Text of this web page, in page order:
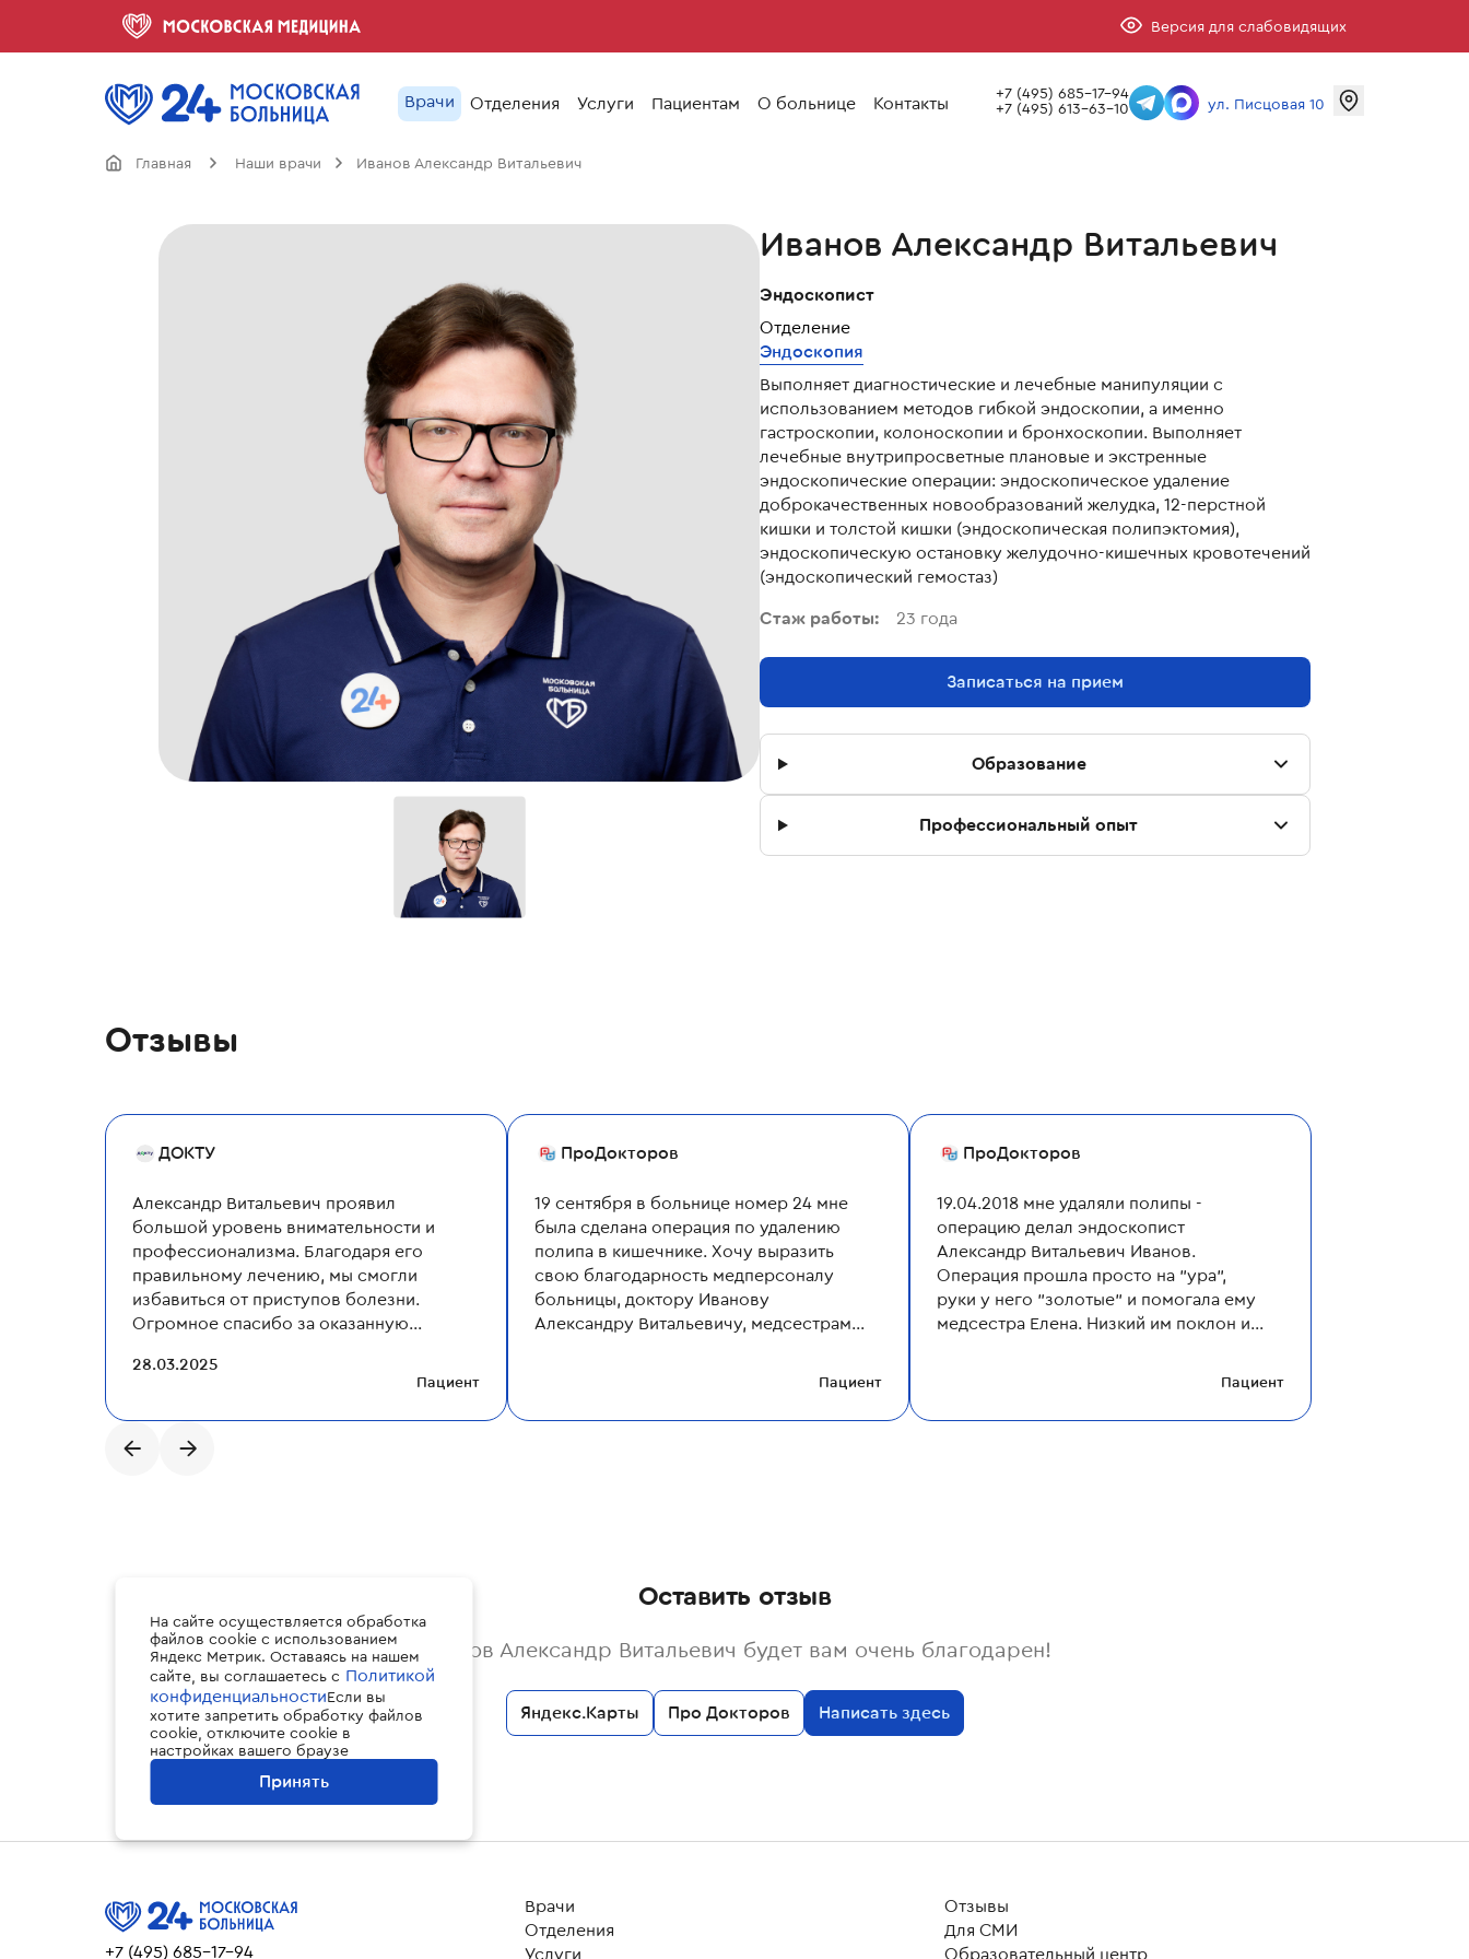
Версия для слабовидящих
Врачи Отделения Услуги Пациентам О больнице Контакты +7 (495) 685-17-94
+7 (495) 613-63-10 ул. Писцовая 10
На сайте осуществляется обработка
файлов cookie с использованием
Яндекс Метрик. Оставаясь на нашем
сайте, вы соглашаетесь с Политикой
конфиденциальностиЕсли вы
хотите запретить обработку файлов
cookie, отключите cookie в
настройках вашего браузе
Принять
Главная Наши врачи Иванов Александр Витальевич
Иванов Александр Витальевич
Эндоскопист
Отделение
Эндоскопия
Выполняет диагностические и лечебные манипуляции с
использованием методов гибкой эндоскопии, а именно
гастроскопии, колоноскопии и бронхоскопии. Выполняет
лечебные внутрипросветные плановые и экстренные
эндоскопические операции: эндоскопическое удаление
доброкачественных новообразований желудка, 12-перстной
кишки и толстой кишки (эндоскопическая полипэктомия),
эндоскопическую остановку желудочно-кишечных кровотечений
(эндоскопический гемостаз)
Стаж работы:
23 года
Записаться на прием
Образование
Профессиональный опыт
Отзывы
ДОКТУ
Александр Витальевич проявил
большой уровень внимательности и
профессионализма. Благодаря его
правильному лечению, мы смогли
избавиться от приступов болезни.
Огромное спасибо за оказанную
28.03.2025
Пациент
ПроДокторов
19 сентября в больнице номер 24 мне
была сделана операция по удалению
полипа в кишечнике. Хочу выразить
свою благодарность медперсоналу
больницы, доктору Иванову
Александру Витальевичу, медсестрам,
Пациент
ПроДокторов
19.04.2018 мне удаляли полипы -
операцию делал эндоскопист
Александр Витальевич Иванов.
Операция прошла просто на "ура",
руки у него "золотые" и помогала ему
медсестра Елена. Низкий им поклон и
Пациент
← →
Оставить отзыв
Иванов Александр Витальевич будет вам очень благодарен!
Яндекс.Карты Про Докторов Написать здесь
+7 (495) 685-17-94
Врачи
Отделения
Услуги
Отзывы
Для СМИ
Образовательный центр